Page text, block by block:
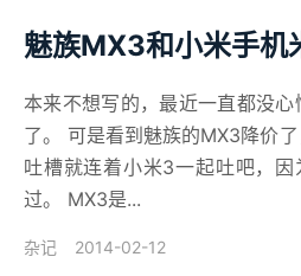
魅族MX3和小米手机
本来不想写的，最近一直都没
了。 可是看到魅族的MX3降价
吐槽就连着小米3一起吐吧，
过。 MX3是...
杂记 2014-02-12